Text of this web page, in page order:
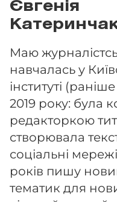
Євгенія
Маю
навчалась у
інституті
2019 року: була
редакторкою
створювала
соціальні
років пишу
тематик для